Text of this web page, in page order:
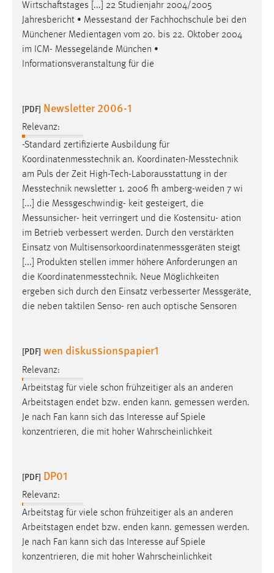
Wirtschaftstages [...] 22 Studienjahr 2004/2005
Jahresbericht • Messestand der Fachhochschule bei den
Münchener Medientagen vom 20. bis 22. Oktober 2004
im ICM- Messegelände München •
Informationsveranstaltung für die
[PDF] Newsletter 2006-1
Relevanz:
-Standard zertifizierte Ausbildung für
Koordinatenmesstechnik an. Koordinaten-Messtechnik
am Puls der Zeit High-Tech-Laborausstattung in der
Messtechnik newsletter 1. 2006 fh amberg-weiden 7 wi
[...] die Messgeschwindig- keit gesteigert, die
Messunsicher- heit verringert und die Kostensitu- ation
im Betrieb verbessert werden. Durch den verstärkten
Einsatz von Multisensorkoordinatenmessgeräten steigt
[...] Produkten stellen immer höhere Anforderungen an
die Koordinatenmesstechnik. Neue Möglichkeiten
ergeben sich durch den Einsatz verbesserter Messgeräte,
die neben taktilen Senso- ren auch optische Sensoren
[PDF] wen diskussionspapier1
Relevanz:
Arbeitstag für viele schon frühzeitiger als an anderen
Arbeitstagen endet bzw. enden kann. gemessen werden.
Je nach Fan kann sich das Interesse auf Spiele
konzentrieren, die mit hoher Wahrscheinlichkeit
[PDF] DP01
Relevanz:
Arbeitstag für viele schon frühzeitiger als an anderen
Arbeitstagen endet bzw. enden kann. gemessen werden.
Je nach Fan kann sich das Interesse auf Spiele
konzentrieren, die mit hoher Wahrscheinlichkeit
Zweck:
Zugriffsstatistik
Cookie Laufzeit:
Max. 13 Monate
MARKETING
Marketing Cookies werden von Drittanbietern
verwendet, um personalisierte Werbung anzuzeigen.
Sie tun dies, indem sie Besucher über Websites
hinweg verfolgen.
Google Ads
Name:
Anbieter:
Google Ireland Limited
Zweck:
Conversion-Tracking
3 Monate
Facebook Pixel
Name:
_fbp
Zweck:
Conversion-Tracking
Cookie Laufzeit:
3 Monate